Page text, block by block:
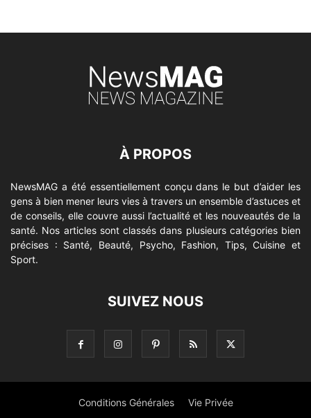
À PROPOS
NewsMAG a été essentiellement conçu dans le but d’aider les
gens à bien mener leurs vies à travers un ensemble d’astuces et
de conseils, elle couvre aussi l’actualité et les nouveautés de la
santé. Nos articles sont classés dans plusieurs catégories bien
précises : Santé, Beauté, Psycho, Fashion, Tips, Cuisine et
Sport.
SUIVEZ NOUS
Conditions Générales Vie Privée